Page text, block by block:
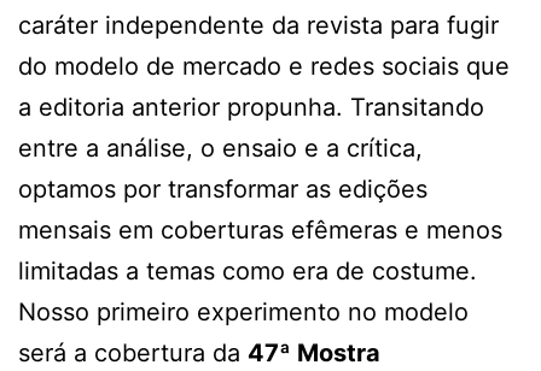
caráter independente da revista para fugir
do modelo de mercado e redes sociais que
a editoria anterior propunha. Transitando
entre a análise, o ensaio e a crítica,
optamos por transformar as edições
mensais em coberturas efêmeras e menos
limitadas a temas como era de costume.
Nosso primeiro experimento no modelo
será a cobertura da 47ª Mostra